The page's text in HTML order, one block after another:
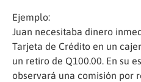
Ejemplo:
Juan necesitaba dinero
Tarjeta de Crédito en un
un retiro de Q100.00. En su
observará una comisión por